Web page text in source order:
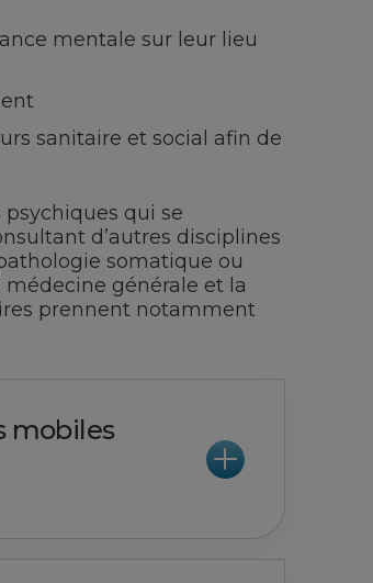
mentale sur leur lieu
sanitaire et social afin de
qui se
d’autres disciplines
somatique ou
médecine générale et la
prennent notamment
mobiles